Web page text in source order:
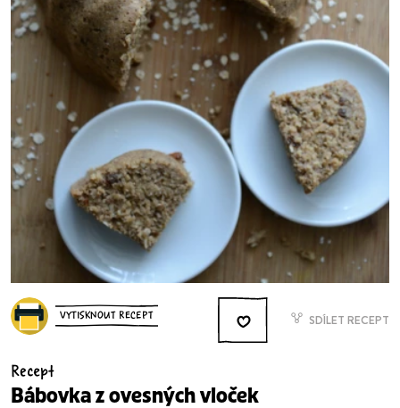
VYTISKNOUT RECEPT SDÍLET RECEPT
Recept
Bábovka z ovesných vloček